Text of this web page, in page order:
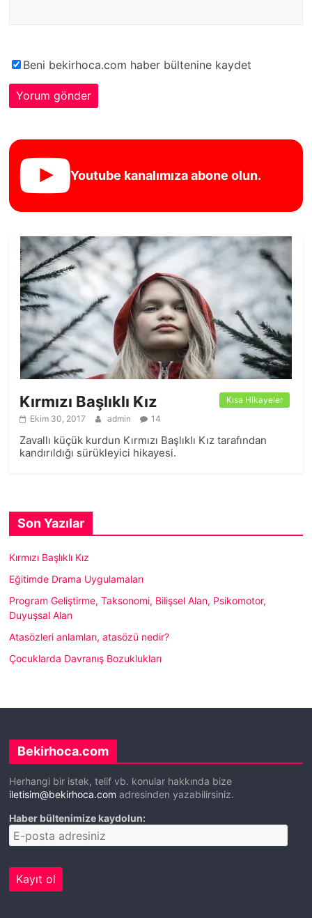
Beni bekirhoca.com haber bültenine kaydet
Youtube kanalımıza abone olun.
Kısa Hikayeler
Kırmızı Başlıklı Kız
Ekim 30, 2017 admin 14
Zavallı küçük kurdun Kırmızı Başlıklı Kız tarafından
kandırıldığı sürükleyici hikayesi.
Son Yazılar
Kırmızı Başlıklı Kız
Eğitimde Drama Uygulamaları
Program Geliştirme, Taksonomi, Bilişsel Alan, Psikomotor,
Duyuşsal Alan
Atasözleri anlamları, atasözü nedir?
Çocuklarda Davranış Bozuklukları
Bekirhoca.com
Herhangi bir istek, telif vb. konular hakkında bize
iletisim@bekirhoca.com adresinden yazabilirsiniz.
Haber bültenimize kaydolun: